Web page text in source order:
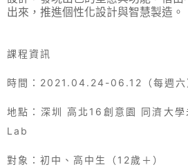
出來，推進個性化設計與智慧製造。
課程資訊
時間 ： 2021.04.24-06.12 （每週六
地點 ：深圳 高北 16 創意園 同濟大學
Lab
對象：初中、高中生（ 12歲＋）